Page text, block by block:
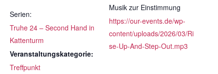
Serien:
Truhe 24 – Second Hand in
Kattenturm
Veranstaltungskategorie:
Treffpunkt
Musik zur Einstimmung
https://our-events.de/wp-
content/uploads/2026/03/Ri
se-Up-And-Step-Out.mp3